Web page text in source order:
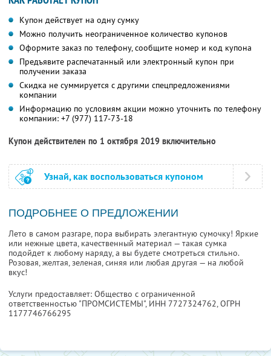
Купон действует на одну сумку
Можно получить неограниченное количество купонов
Оформите заказ по телефону, сообщите номер и код купона
Предъявите распечатанный или электронный купон при
получении заказа
Скидка не суммируется с другими спецпредложениями
компании
Информацию по условиям акции можно уточнить по телефону
компании: +7 (977) 117-73-18
Купон действителен по 1 октября 2019 включительно
Узнай, как воспользоваться купоном
ПОДРОБНЕЕ О ПРЕДЛОЖЕНИИ
Лето в самом разгаре, пора выбирать элегантную сумочку! Яркие
или нежные цвета, качественный материал — такая сумка
подойдет к любому наряду, а вы будете смотреться стильно.
Розовая, желтая, зеленая, синяя или любая другая — на любой
вкус!
Услуги предоставляет: Общество с ограниченной
ответственностью "ПРОМСИСТЕМЫ", ИНН 7727324762, ОГРН
1177746766295